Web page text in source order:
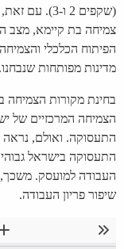
(שקפים 2 ו-
צמיחה בת קיימא, מצב
מדינות מפותחות שנבחנו.
בחינת מקורות הצמיחה
הצמיחה המרכזיים של
התעסוקה. ואולם, נראה
התעסוקה בישראל
העבודה למועסק. משכך,
שיפור פריון העבודה.